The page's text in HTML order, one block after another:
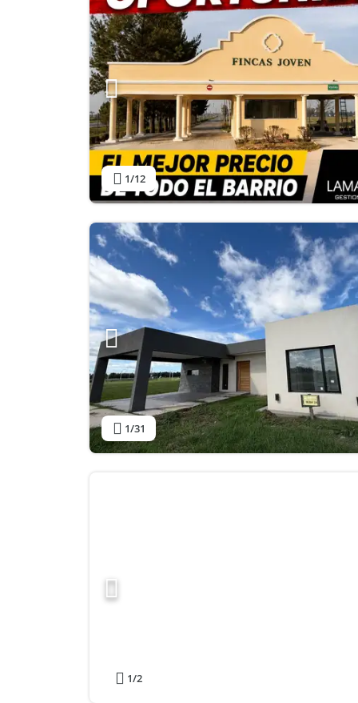
1/12
1/31
1/2